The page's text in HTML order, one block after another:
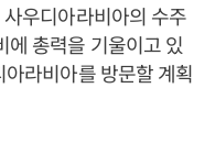
우디아라비아의 수주
에 총력을 기울이고 있
라비아를 방문할 계획